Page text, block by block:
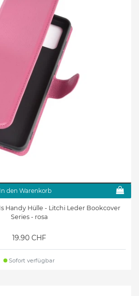
In den Warenkorb
Handy Hülle - Litchi Leder Bookcover
Series - rosa
19.90 CHF
Sofort verfügbar